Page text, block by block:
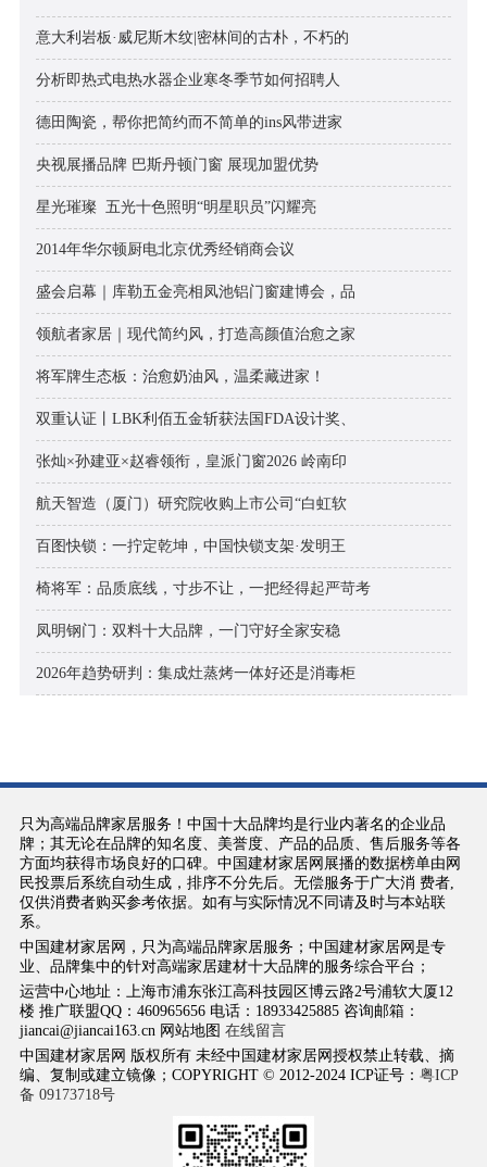
意大利岩板·威尼斯木纹|密林间的古朴，不朽的
分析即热式电热水器企业寒冬季节如何招聘人
德田陶瓷，帮你把简约而不简单的ins风带进家
央视展播品牌 巴斯丹顿门窗 展现加盟优势
星光璀璨 五光十色照明“明星职员”闪耀亮
2014年华尔顿厨电北京优秀经销商会议
盛会启幕｜库勒五金亮相凤池铝门窗建博会，品
领航者家居｜现代简约风，打造高颜值治愈之家
将军牌生态板：治愈奶油风，温柔藏进家！
双重认证丨LBK利佰五金斩获法国FDA设计奖、
张灿×孙建亚×赵睿领衔，皇派门窗2026 岭南印
航天智造（厦门）研究院收购上市公司“白虹软
百图快锁：一拧定乾坤，中国快锁支架·发明王
椅将军：品质底线，寸步不让，一把经得起严苛考
凤明钢门：双料十大品牌，一门守好全家安稳
2026年趋势研判：集成灶蒸烤一体好还是消毒柜
只为高端品牌家居服务！中国十大品牌均是行业内著名的企业品
牌；其无论在品牌的知名度、美誉度、产品的品质、售后服务等各
方面均获得市场良好的口碑。中国建材家居网展播的数据榜单由网
民投票后系统自动生成，排序不分先后。无偿服务于广大消 费者,
仅供消费者购买参考依据。如有与实际情况不同请及时与本站联
系。
中国建材家居网，只为高端品牌家居服务；中国建材家居网是专
业、品牌集中的针对高端家居建材十大品牌的服务综合平台；
运营中心地址：上海市浦东张江高科技园区博云路2号浦软大厦12
楼 推广联盟QQ：460965656 电话：18933425885 咨询邮箱：
jiancai@jiancai163.cn 网站地图 在线留言
中国建材家居网 版权所有 未经中国建材家居网授权禁止转载、摘
编、复制或建立镜像；COPYRIGHT © 2012-2024 ICP证号： 粤ICP
备 09173718号